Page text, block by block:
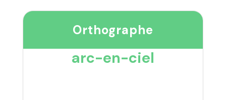
Orthographe
arc-en-ciel